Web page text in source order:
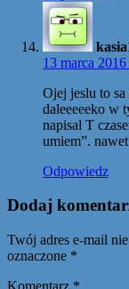
13 marca
Ojej jeslu to
daleeeeeko w
napisal T
umiem”.
Odpowiedz
Dodaj
Twój adres e-mail
oznaczone *